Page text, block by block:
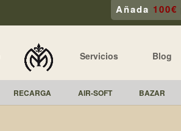
Añada 100€
Servicios Blog
RECARGA AIR-SOFT BAZAR